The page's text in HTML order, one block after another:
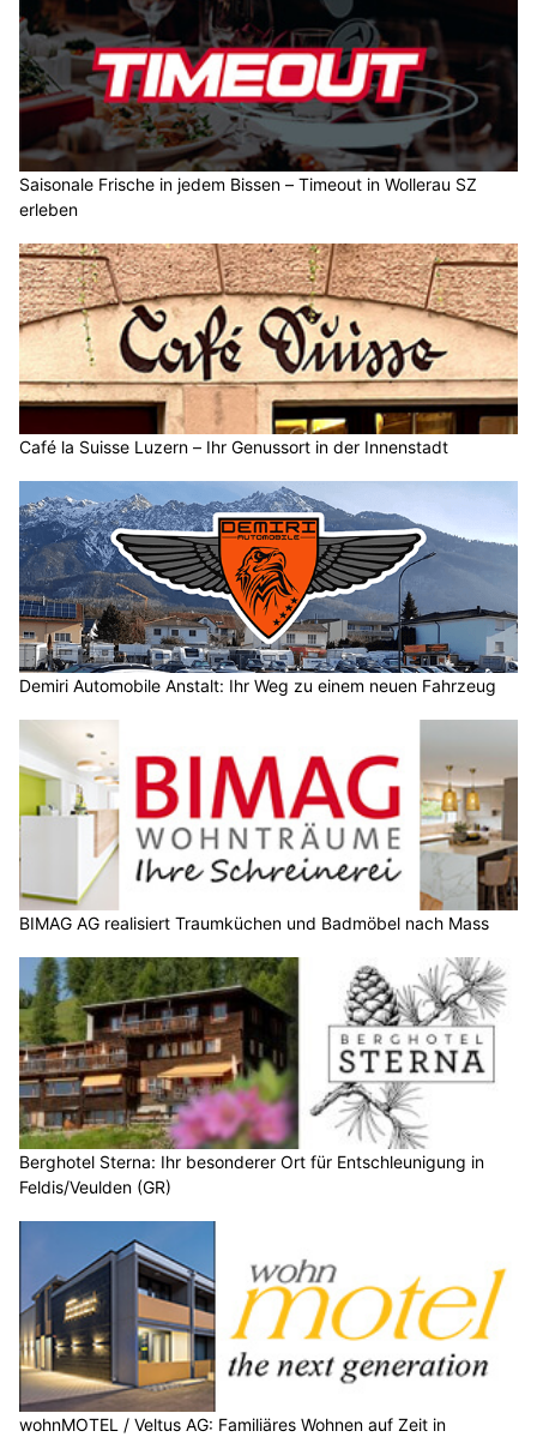
Saisonale Frische in jedem Bissen – Timeout in Wollerau SZ
erleben
Café la Suisse Luzern – Ihr Genussort in der Innenstadt
Demiri Automobile Anstalt: Ihr Weg zu einem neuen Fahrzeug
BIMAG AG realisiert Traumküchen und Badmöbel nach Mass
Berghotel Sterna: Ihr besonderer Ort für Entschleunigung in
Feldis/Veulden (GR)
wohnMOTEL / Veltus AG: Familiäres Wohnen auf Zeit in